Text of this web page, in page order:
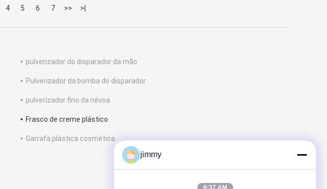
4 5 6 7 >> >|
pulverizador do disparador da mão
Pulverizador da bomba do disparador
pulverizador fino da névoa
Frasco de creme plástico
Garrafa plástica cosmética
jimmy
6:37 AM